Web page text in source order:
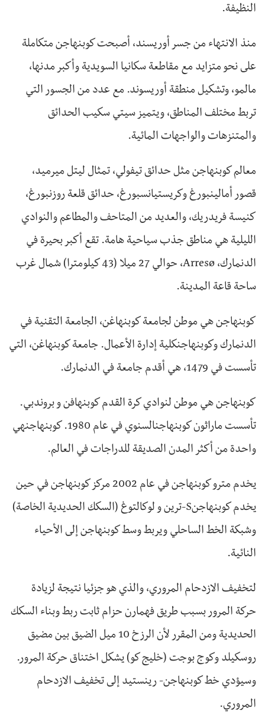
النظيفة.
منذ الانتهاء من جسر أوريسند، أصبحت كوبنهاجن متكاملة
على نحو متزايد مع مقاطعة سكانيا السويدية وأكبر مدنها،
مالمو، وتشكيل منطقة أوريسوند. مع عدد من الجسور التي
تربط مختلف المناطق، ويتميز سيتي سكيب الحدائق
والمتنزهات والواجهات المائية.
معالم كوبنهاجن مثل حدائق تيفولي، تمثال ليتل ميرميد،
قصور أمالينبورغ وكريستيانسبورغ، حدائق قلعة روزنبورغ،
كنيسة فريدريك، والعديد من المتاحف والمطاعم والنوادي
الليلية هي مناطق جذب سياحية هامة. تقع أكبر بحيرة في
الدنمارك، Arresø، حوالي 27 ميلا (43 كيلومترا) شمال غرب
ساحة قاعة المدينة.
كوبنهاجن هي موطن لجامعة كوبنهاغن، الجامعة التقنية في
الدنمارك وكوبنهاجنكلية إدارة الأعمال. جامعة كوبنهاغن، التي
تأسست في 1479، هي أقدم جامعة في الدنمارك.
كوبنهاجن هي موطن لنوادي كرة القدم كوبنهافن و بروندبي.
تأسست ماراثون كوبنهاجنالسنوي في عام 1980. كوبنهاجنهي
واحدة من أكثر المدن الصديقة للدراجات في العالم.
يخدم مترو كوبنهاجن في عام 2002 مركز كوبنهاجن في حين
يخدم كوبنهاجنS-ترين و لوكالتوغ (السكك الحديدية الخاصة)
وشبكة الخط الساحلي ويربط وسط كوبنهاجن إلى الأحياء
النائية.
لتخفيف الازدحام المروري، والذي هو جزئيا نتيجة لزيادة
حركة المرور بسبب طريق فهمارن حزام ثابت ربط وبناء السكك
الحديدية ومن المقرر لأن الرزخ 10 ميل الضيق بين مضيق
روسكيلد وكوج بوجت (خليج كو) يشكل اختناق حركة المرور.
وسيؤدي خط كوبنهاجن- رينستيد إلى تخفيف الازدحام
المروري.